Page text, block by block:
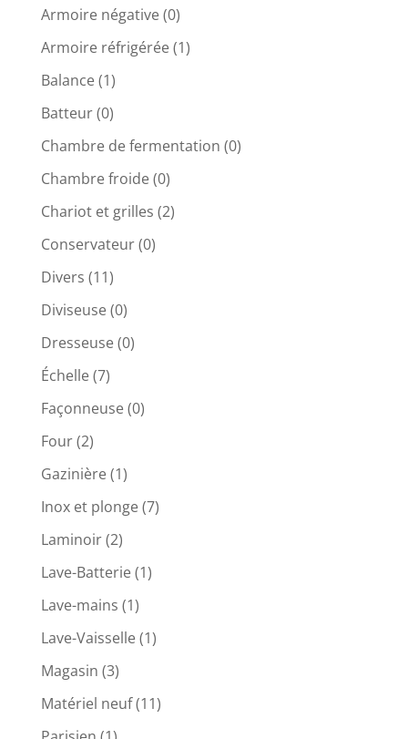
Armoire négative(0)
Armoire réfrigérée(1)
Balance(1)
Batteur(0)
Chambre de fermentation (0)
Chambre froide(0)
Chariot et grilles (2)
Conservateur(0)
Divers (11)
Diviseuse(0)
Dresseuse(0)
Échelle(7)
Façonneuse(0)
Four(2)
Gazinière(1)
Inox et plonge(7)
Laminoir(2)
Lave-Batterie(1)
Lave-mains (1)
Lave-Vaisselle(1)
Magasin (3)
Matériel neuf(11)